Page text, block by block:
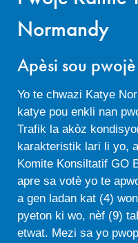
Normandy
Apèsi sou
Yo te chwazi Katye
katye pou enkli nan
Trafik la akòz
karakteristik lari li yo,
Komite Konsiltatif GO
apre sa votè yo te
a gen ladan kat (4)
pyeton ki wo, nèf (9)
etwat. Mezi sa yo